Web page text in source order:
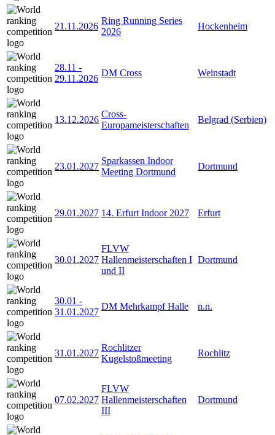
21.11.2026
Ring Running Series
2026
Hockenheim
28.11 -
29.11.2026
DM Cross Weinstadt
13.12.2026
Cross-
Europameisterschaften
Belgrad (Serbien)
23.01.2027
Sparkassen Indoor
Meeting Dortmund
Dortmund
29.01.2027 14. Erfurt Indoor 2027 Erfurt
30.01.2027
FLVW
Hallenmeisterschaften I
und II
Dortmund
30.01 -
31.01.2027
DM Mehrkampf Halle n.n.
31.01.2027
Rochlitzer
Kugelstoßmeeting
Rochlitz
07.02.2027
FLVW
Hallenmeisterschaften
III
Dortmund